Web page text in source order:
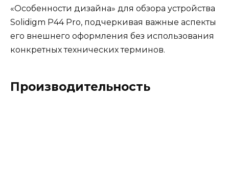
«Особенности дизайна» для обзора устройства
Solidigm P44 Pro, подчеркивая важные аспекты
его внешнего оформления без использования
конкретных технических терминов.
Производительность